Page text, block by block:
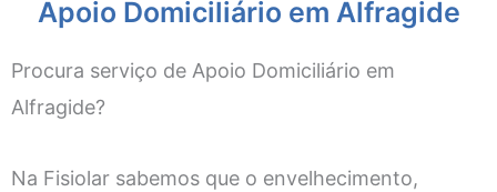
Apoio Domiciliário em Alfragide
Procura serviço de Apoio Domiciliário em
Alfragide?
Na Fisiolar sabemos que o envelhecimento,